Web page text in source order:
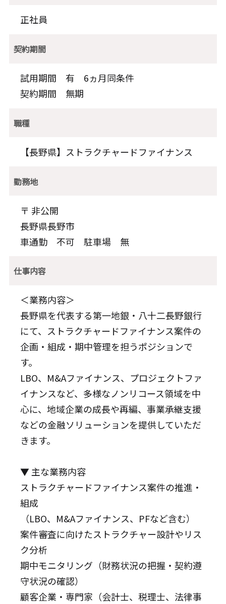
正社員
契約期間
試用期間 有 6ヵ月同条件
契約期間 無期
職種
【長野県】ストラクチャードファイナンス
勤務地
〒 非公開
長野県長野市
車通勤 不可 駐車場 無
仕事内容
＜業務内容＞
長野県を代表する第一地銀・八十二長野銀行
にて、ストラクチャードファイナンス案件の
企画・組成・期中管理を担うポジションで
す。
LBO、M&Aファイナンス、プロジェクトファ
イナンスなど、多様なノンリコース領域を中
心に、地域企業の成長や再編、事業承継支援
などの金融ソリューションを提供していただ
きます。
▼ 主な業務内容
ストラクチャードファイナンス案件の推進・
組成
（LBO、M&Aファイナンス、PFなど含む）
案件審査に向けたストラクチャー設計やリス
ク分析
期中モニタリング（財務状況の把握・契約遵
守状況の確認）
顧客企業・専門家（会計士、税理士、法律事